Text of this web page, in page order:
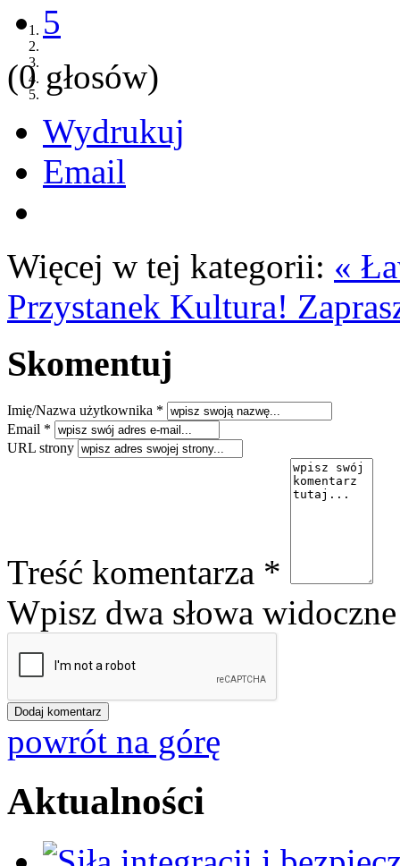
5
(0 głosów)
Wydrukuj
Email
Więcej w tej kategorii: «
Przystanek Kultura!
Skomentuj
Imię/Nazwa użytkownika *
Email *
URL strony
Treść komentarza *
Wpisz dwa słowa
powrót na górę
Aktualności